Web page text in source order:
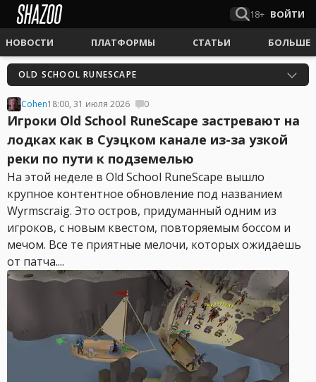
18+ ВОЙТИ
НОВОСТИ ПЛАТФОРМЫ СТАТЬИ БОЛЬШЕ
OLD SCHOOL RUNESCAPE
Cohen18:00, 31 июля 2026 0
Игроки Old School RuneScape застревают на
лодках как в Суэцком канале из-за узкой
реки по пути к подземелью
На этой неделе в Old School RuneScape вышло
крупное контентное обновление под названием
Wyrmscraig. Это остров, придуманный одним из
игроков, с новым квестом, повторяемым боссом и
мечом. Все те приятные мелочи, которых ожидаешь
от патча....